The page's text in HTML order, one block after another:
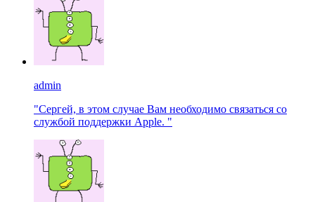
admin
"Сергей, в этом случае Вам необходимо связаться со
службой поддержки Apple. "